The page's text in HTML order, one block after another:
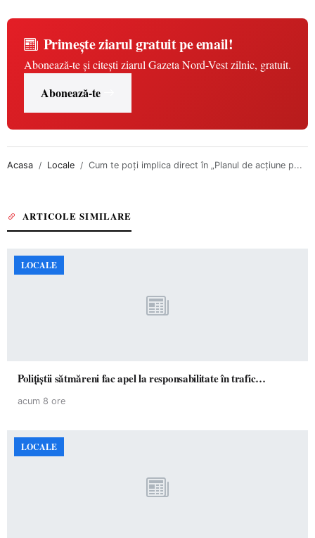
Primește ziarul gratuit pe email!
Abonează-te și citești ziarul Gazeta Nord-Vest zilnic, gratuit.
Abonează-te
Acasa Locale Cum te poți implica direct în „Planul de acțiune p...
ARTICOLE SIMILARE
LOCALE
Polițiștii sătmăreni fac apel la responsabilitate în trafic…
acum 8 ore
LOCALE